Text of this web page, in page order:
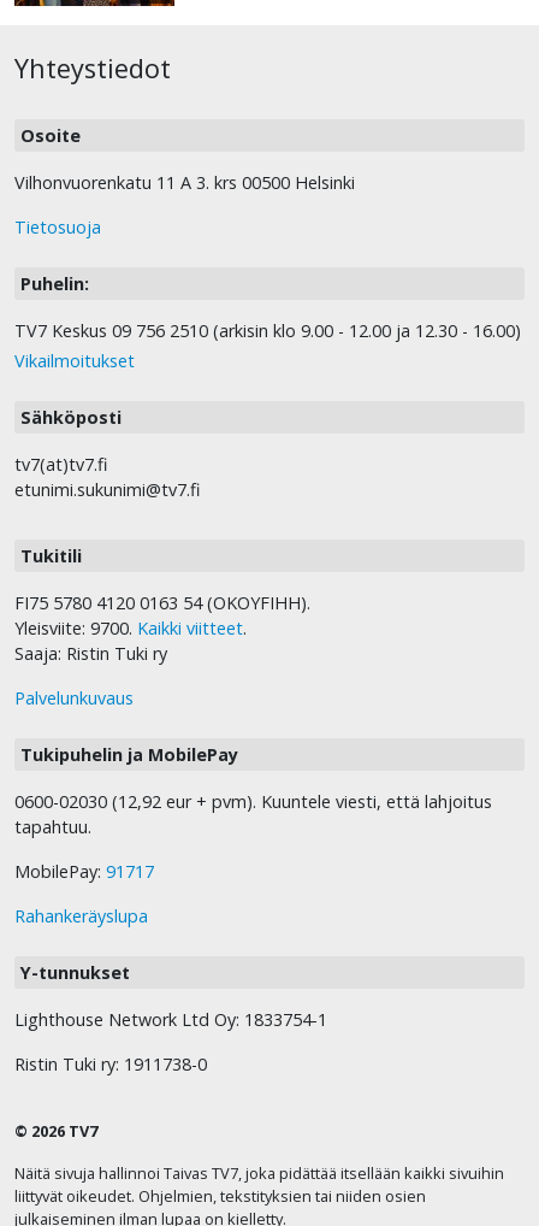
Yhteystiedot
Osoite
Vilhonvuorenkatu 11 A 3. krs 00500 Helsinki
Tietosuoja
Puhelin:
TV7 Keskus 09 756 2510 (arkisin klo 9.00 - 12.00 ja 12.30 - 16.00)
Vikailmoitukset
Sähköposti
tv7(at)tv7.fi
etunimi.sukunimi@tv7.fi
Tukitili
FI75 5780 4120 0163 54 (OKOYFIHH).
Yleisviite: 9700. Kaikki viitteet.
Saaja: Ristin Tuki ry
Palvelunkuvaus
Tukipuhelin ja MobilePay
0600-02030 (12,92 eur + pvm). Kuuntele viesti, että lahjoitus
tapahtuu.
MobilePay: 91717
Rahankeräyslupa
Y-tunnukset
Lighthouse Network Ltd Oy: 1833754-1
Ristin Tuki ry: 1911738-0
© 2026 TV7
Näitä sivuja hallinnoi Taivas TV7, joka pidättää itsellään kaikki sivuihin
liittyvät oikeudet. Ohjelmien, tekstityksien tai niiden osien
julkaiseminen ilman lupaa on kielletty.